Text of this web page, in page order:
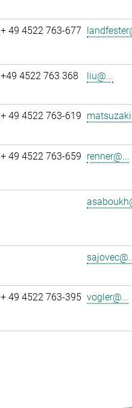
+ 49 4522 763-677
+49 4522 763 368 liu@...
+ 49 4522 763-619
+ 49 4522 763-659 renner@...
+ 49 4522 763-395 vogler@...